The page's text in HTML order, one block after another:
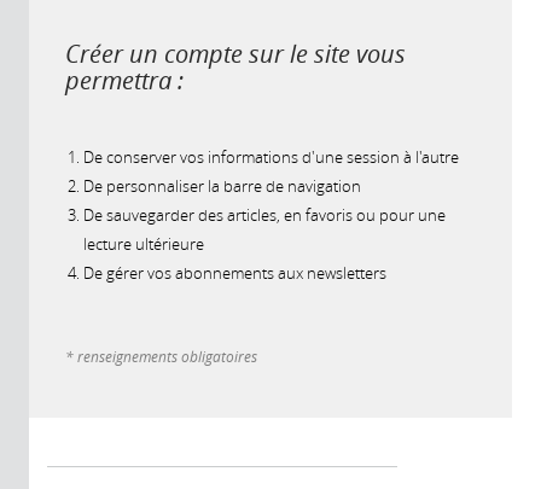
Créer un compte sur le site vous
permettra :
De conserver vos informations d'une session à l'autre
De personnaliser la barre de navigation
De sauvegarder des articles, en favoris ou pour une
lecture ultérieure
De gérer vos abonnements aux newsletters
* renseignements obligatoires